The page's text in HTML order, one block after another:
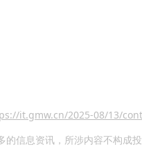
it.gmw.cn/2025-08/13/
的信息资讯，所涉内容不构